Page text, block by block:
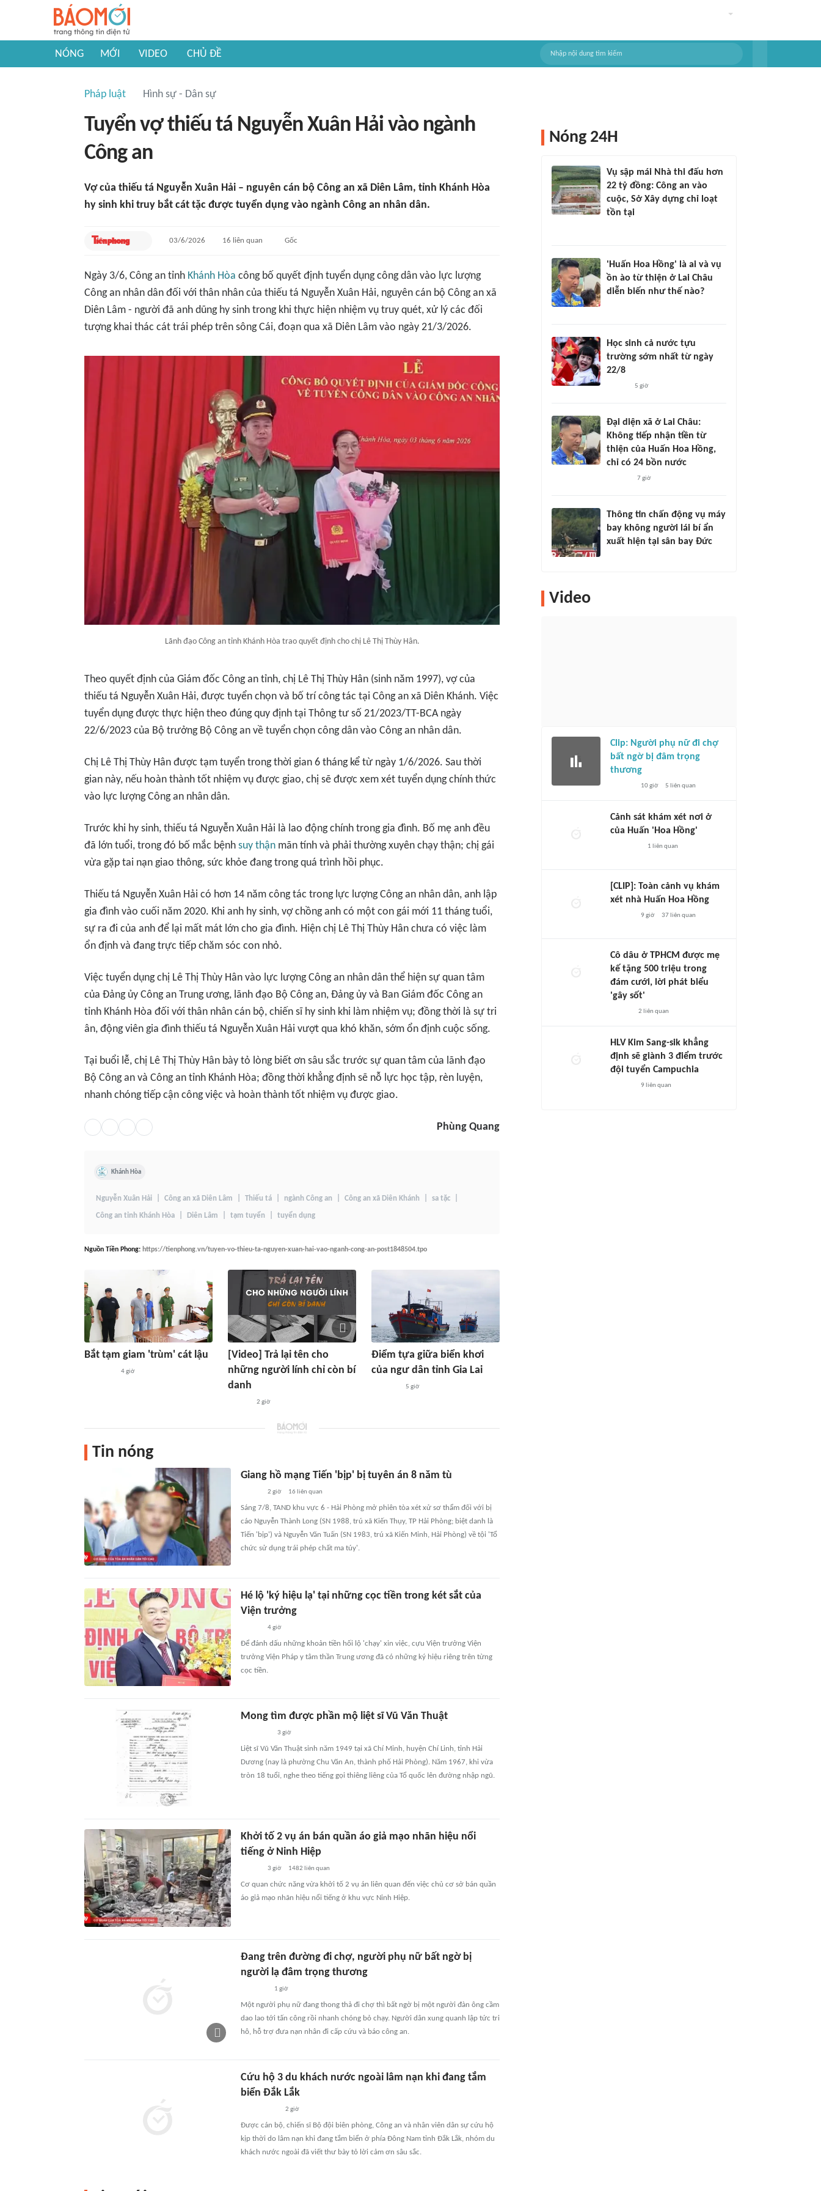
NÓNG MỚI VIDEO CHỦ ĐỀ
Pháp luật Hình sự - Dân sự
Tuyển vợ thiếu tá Nguyễn Xuân Hải vào ngành
Công an
Vợ của thiếu tá Nguyễn Xuân Hải – nguyên cán bộ Công an xã Diên Lâm, tỉnh Khánh Hòa
hy sinh khi truy bắt cát tặc được tuyển dụng vào ngành Công an nhân dân.
03/6/2026 16 liên quan Gốc
Ngày 3/6, Công an tỉnh Khánh Hòa công bố quyết định tuyển dụng công dân vào lực lượng
Công an nhân dân đối với thân nhân của thiếu tá Nguyễn Xuân Hải, nguyên cán bộ Công an xã
Diên Lâm - người đã anh dũng hy sinh trong khi thực hiện nhiệm vụ truy quét, xử lý các đối
tượng khai thác cát trái phép trên sông Cái, đoạn qua xã Diên Lâm vào ngày 21/3/2026.
Lãnh đạo Công an tỉnh Khánh Hòa trao quyết định cho chị Lê Thị Thùy Hân.
Theo quyết định của Giám đốc Công an tỉnh, chị Lê Thị Thùy Hân (sinh năm 1997), vợ của
thiếu tá Nguyễn Xuân Hải, được tuyển chọn và bố trí công tác tại Công an xã Diên Khánh. Việc
tuyển dụng được thực hiện theo đúng quy định tại Thông tư số 21/2023/TT-BCA ngày
22/6/2023 của Bộ trưởng Bộ Công an về tuyển chọn công dân vào Công an nhân dân.
Chị Lê Thị Thùy Hân được tạm tuyển trong thời gian 6 tháng kể từ ngày 1/6/2026. Sau thời
gian này, nếu hoàn thành tốt nhiệm vụ được giao, chị sẽ được xem xét tuyển dụng chính thức
vào lực lượng Công an nhân dân.
Trước khi hy sinh, thiếu tá Nguyễn Xuân Hải là lao động chính trong gia đình. Bố mẹ anh đều
đã lớn tuổi, trong đó bố mắc bệnh suy thận mãn tính và phải thường xuyên chạy thận; chị gái
vừa gặp tai nạn giao thông, sức khỏe đang trong quá trình hồi phục.
Thiếu tá Nguyễn Xuân Hải có hơn 14 năm công tác trong lực lượng Công an nhân dân, anh lập
gia đình vào cuối năm 2020. Khi anh hy sinh, vợ chồng anh có một con gái mới 11 tháng tuổi,
sự ra đi của anh để lại mất mát lớn cho gia đình. Hiện chị Lê Thị Thùy Hân chưa có việc làm
ổn định và đang trực tiếp chăm sóc con nhỏ.
Việc tuyển dụng chị Lê Thị Thùy Hân vào lực lượng Công an nhân dân thể hiện sự quan tâm
của Đảng ủy Công an Trung ương, lãnh đạo Bộ Công an, Đảng ủy và Ban Giám đốc Công an
tỉnh Khánh Hòa đối với thân nhân cán bộ, chiến sĩ hy sinh khi làm nhiệm vụ; đồng thời là sự tri
ân, động viên gia đình thiếu tá Nguyễn Xuân Hải vượt qua khó khăn, sớm ổn định cuộc sống.
Tại buổi lễ, chị Lê Thị Thùy Hân bày tỏ lòng biết ơn sâu sắc trước sự quan tâm của lãnh đạo
Bộ Công an và Công an tỉnh Khánh Hòa; đồng thời khẳng định sẽ nỗ lực học tập, rèn luyện,
nhanh chóng tiếp cận công việc và hoàn thành tốt nhiệm vụ được giao.
Phùng Quang
Khánh Hòa
Nguyễn Xuân Hải Công an xã Diên Lâm Thiếu tá ngành Công an Công an xã Diên Khánh sa tặc
Công an tỉnh Khánh Hòa Diên Lâm tạm tuyển tuyển dụng
Nguồn Tiền Phong: https://tienphong.vn/tuyen-vo-thieu-ta-nguyen-xuan-hai-vao-nganh-cong-an-post1848504.tpo
Bắt tạm giam 'trùm' cát lậu
4 giờ
[Video] Trả lại tên cho
những người lính chỉ còn bí
danh
2 giờ
Điểm tựa giữa biển khơi
của ngư dân tỉnh Gia Lai
5 giờ
Tin nóng
Giang hồ mạng Tiến 'bịp' bị tuyên án 8 năm tù
2 giờ 16 liên quan
Sáng 7/8, TAND khu vực 6 - Hải Phòng mở phiên tòa xét xử sơ thẩm đối với bị
cáo Nguyễn Thành Long (SN 1988, trú xã Kiến Thụy, TP Hải Phòng; biệt danh là
Tiến 'bịp') và Nguyễn Văn Tuấn (SN 1983, trú xã Kiến Minh, Hải Phòng) về tội 'Tổ
chức sử dụng trái phép chất ma túy'.
Hé lộ 'ký hiệu lạ' tại những cọc tiền trong két sắt của
Viện trưởng
4 giờ
Để đánh dấu những khoản tiền hối lộ 'chạy' xin việc, cựu Viện trưởng Viện
trưởng Viện Pháp y tâm thần Trung ương đã có những ký hiệu riêng trên từng
cọc tiền.
Mong tìm được phần mộ liệt sĩ Vũ Văn Thuật
3 giờ
Liệt sĩ Vũ Văn Thuật sinh năm 1949 tại xã Chí Minh, huyện Chí Linh, tỉnh Hải
Dương (nay là phường Chu Văn An, thành phố Hải Phòng). Năm 1967, khi vừa
tròn 18 tuổi, nghe theo tiếng gọi thiêng liêng của Tổ quốc lên đường nhập ngũ.
Khởi tố 2 vụ án bán quần áo giả mạo nhãn hiệu nổi
tiếng ở Ninh Hiệp
3 giờ 1482 liên quan
Cơ quan chức năng vừa khởi tố 2 vụ án liên quan đến việc chủ cơ sở bán quần
áo giả mạo nhãn hiệu nổi tiếng ở khu vực Ninh Hiệp.
Đang trên đường đi chợ, người phụ nữ bất ngờ bị
người lạ đâm trọng thương
1 giờ
Một người phụ nữ đang thong thả đi chợ thì bất ngờ bị một người đàn ông cầm
dao lao tới tấn công rồi nhanh chóng bỏ chạy. Người dân xung quanh lập tức tri
hô, hỗ trợ đưa nạn nhân đi cấp cứu và báo công an.
Cứu hộ 3 du khách nước ngoài lâm nạn khi đang tắm
biển Đắk Lắk
2 giờ
Được cán bộ, chiến sĩ Bộ đội biên phòng, Công an và nhân viên dân sự cứu hộ
kịp thời do lâm nạn khi đang tắm biển ở phía Đông Nam tỉnh Đắk Lắk, nhóm du
khách nước ngoài đã viết thư bày tỏ lời cảm ơn sâu sắc.
Nóng 24H
Vụ sập mái Nhà thi đấu hơn
22 tỷ đồng: Công an vào
cuộc, Sở Xây dựng chỉ loạt
tồn tại
'Huấn Hoa Hồng' là ai và vụ
ồn ào từ thiện ở Lai Châu
diễn biến như thế nào?
Học sinh cả nước tựu
trường sớm nhất từ ngày
22/8
5 giờ
Đại diện xã ở Lai Châu:
Không tiếp nhận tiền từ
thiện của Huấn Hoa Hồng,
chỉ có 24 bồn nước
7 giờ
Thông tin chấn động vụ máy
bay không người lái bí ẩn
xuất hiện tại sân bay Đức
Video
Clip: Người phụ nữ đi chợ
bất ngờ bị đâm trọng
thương
10 giờ 5 liên quan
Cảnh sát khám xét nơi ở
của Huấn 'Hoa Hồng'
1 liên quan
[CLIP]: Toàn cảnh vụ khám
xét nhà Huấn Hoa Hồng
9 giờ 37liên quan
Cô dâu ở TPHCM được mẹ
kế tặng 500 triệu trong
đám cưới, lời phát biểu
'gây sốt'
2 liên quan
HLV Kim Sang-sik khẳng
định sẽ giành 3 điểm trước
đội tuyển Campuchia
9 liên quan